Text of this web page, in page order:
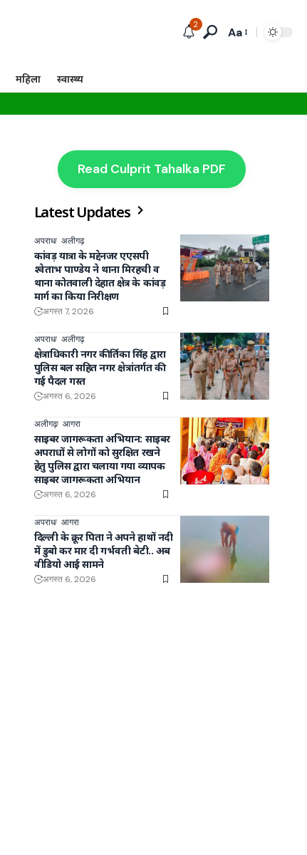
2
Aa
महिला स्वास्थ्य
Read Culprit Tahalka PDF
Latest Updates
अपराध अलीगढ़
कांवड़ यात्रा के मद्देनजर एएसपी
श्वेताभ पाण्डेय ने थाना मिरहची व
थाना कोतवाली देहात क्षेत्र के कांवड़
मार्ग का किया निरीक्षण
अगस्त 7, 2026
अपराध अलीगढ़
क्षेत्राधिकारी नगर कीर्तिका सिंह द्वारा
पुलिस बल सहित नगर क्षेत्रांतर्गत की
गई पैदल गस्त
अगस्त 6, 2026
अलीगढ़ आगरा
साइबर जागरूकता अभियान: साइबर
अपराधों से लोगों को सुरक्षित रखने
हेतु पुलिस द्वारा चलाया गया व्यापक
साइबर जागरूकता अभियान
अगस्त 6, 2026
अपराध आगरा
दिल्ली के क्रूर पिता ने अपने हाथों नदी
में डुबो कर मार दी गर्भवती बेटी.. अब
वीडियो आई सामने
अगस्त 6, 2026